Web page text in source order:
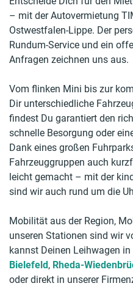
– mit der Autovermietung
Ostwestfalen-Lippe. Der
Rundum-Service und ein
Anfragen zeichnen uns aus.
Vom flinken Mini bis zur
Dir unterschiedliche
findest Du garantiert den
schnelle Besorgung oder
Dank eines großen
Fahrzeuggruppen auch
leicht gemacht – mit der
sind wir auch rund um die
Mobilität aus der Region,
unseren Stationen sind wir
kannst Deinen Leihwagen in
Bielefeld, Rheda-
oder direkt in unserer